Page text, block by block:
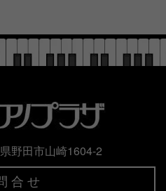
野田市山崎1604-2
合 せ